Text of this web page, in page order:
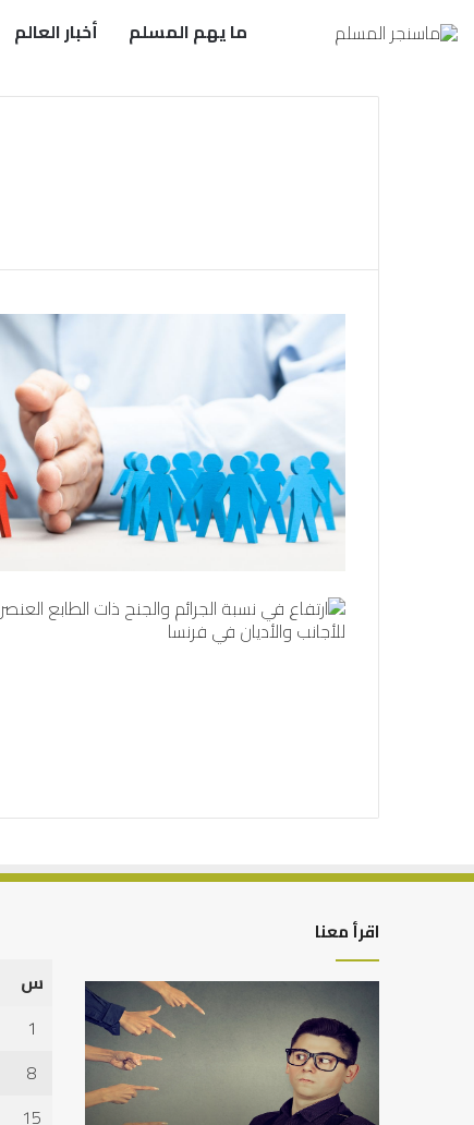
ما يهم المسلم أخبار العالم
اقرأ معنا
من
أدبيات
تحمل
المسؤلية
إسلام
س
1
8
15